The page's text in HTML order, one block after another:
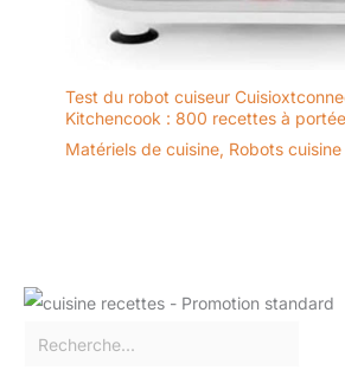
Test du robot cuiseur
Kitchencook : 800 recettes à
Matériels de cuisine, Robots cuisine